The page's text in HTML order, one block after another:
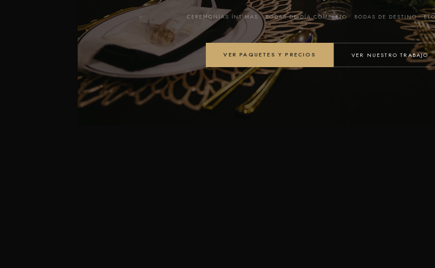
CEREMONIAS ÍNTIMAS · BODAS DE DÍA COMPLETO · BODAS DE DESTINO ·
VER PAQUETES Y PRECIOS VER NUESTRO TRABAJO